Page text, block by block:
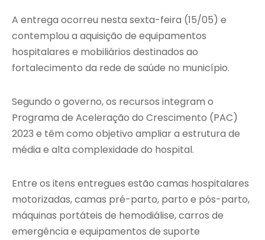
A entrega ocorreu nesta sexta-feira (15/05) e
contemplou a aquisição de equipamentos
hospitalares e mobiliários destinados ao
fortalecimento da rede de saúde no município.
Segundo o governo, os recursos integram o
Programa de Aceleração do Crescimento (PAC)
2023 e têm como objetivo ampliar a estrutura de
média e alta complexidade do hospital.
Entre os itens entregues estão camas hospitalares
motorizadas, camas pré-parto, parto e pós-parto,
máquinas portáteis de hemodiálise, carros de
emergência e equipamentos de suporte